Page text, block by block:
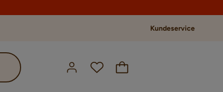
Kundeservice